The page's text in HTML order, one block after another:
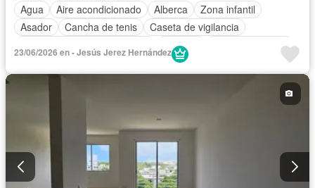
Agua
Aire acondicionado Alberca
Zona infantil
Asador
Cancha de tenis
Caseta de vigilancia
Cisterna
Cocina equipada
Estacionamiento
Gimnasio
Zonas verdes
Solo familias
Completamente amueblado
23/06/2026 en - Jesús Jerez Hernández